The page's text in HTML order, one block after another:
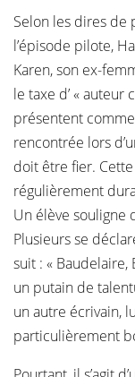
Selon les dires de
l’épisode pilote,
Karen, son ex-
le taxe d’ « auteur
présentent
rencontrée lors
doit être fier.
régulièrement
Un élève souligne
Plusieurs se
suit : «
un putain de
un autre écrivain,
particulièrement